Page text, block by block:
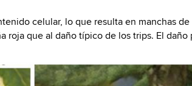
celular, lo que resulta en manchas
que al daño típico de los trips. El